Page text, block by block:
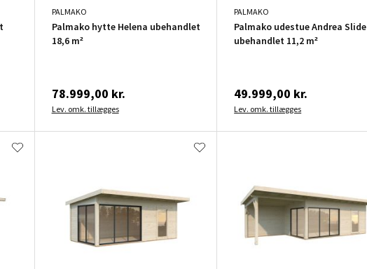
PALMAKO
Palmako hytte Helena ubehandlet
18,6 m²
78.999,00 kr.
Lev. omk. tillægges
PALMAKO
Palmako udestue Andrea Slide
ubehandlet 11,2 m²
49.999,00 kr.
Lev. omk. tillægges